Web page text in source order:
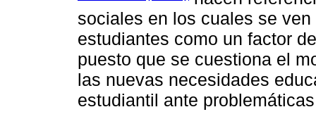
sociales en los cuales se
estudiantes como un factor
puesto que se cuestiona el
las nuevas necesidades
estudiantil ante